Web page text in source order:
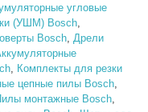
угловые
(УШМ) Bosch,
Bosch, Дрели
, Комплекты для резки
цепные пилы Bosch,
монтажные Bosch,